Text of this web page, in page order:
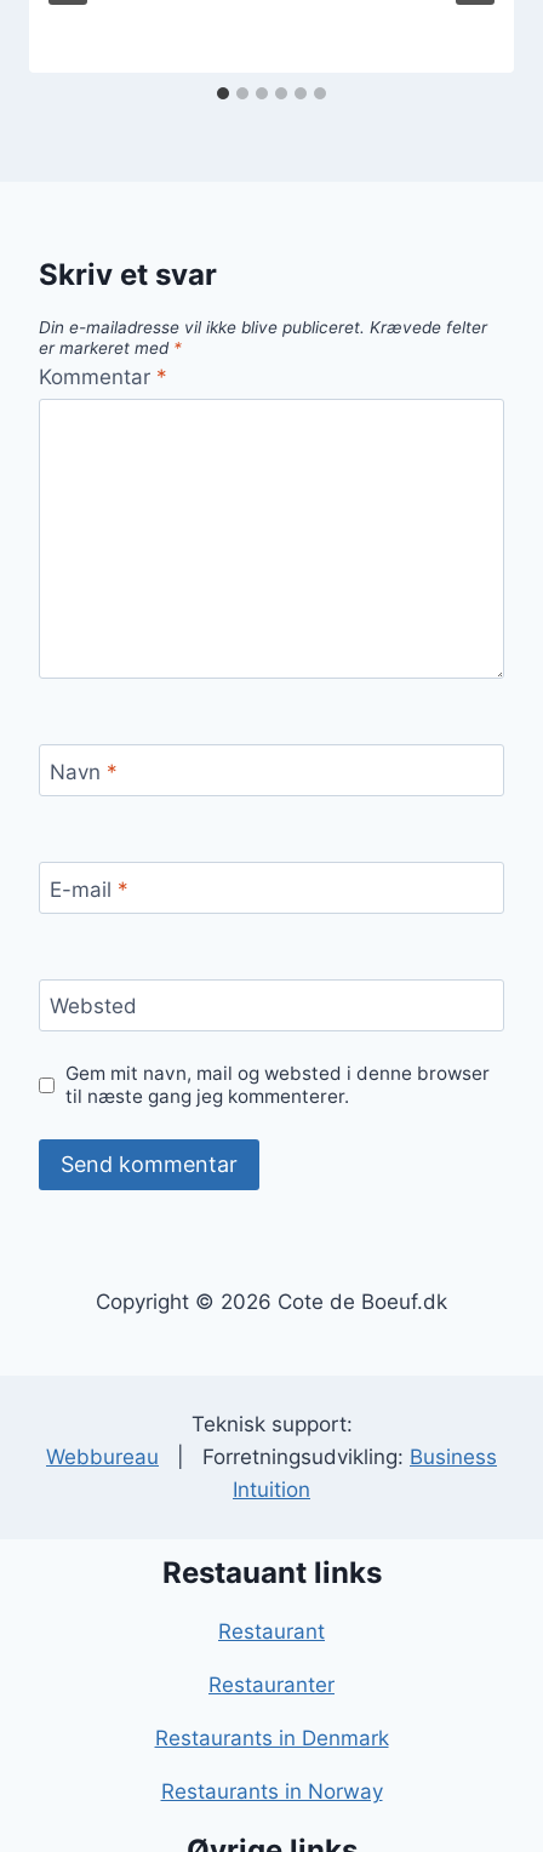
Skriv et svar
Din e-mailadresse vil ikke blive publiceret. Krævede felter
er markeret med *
Kommentar *
Navn *
E-mail *
Websted
Gem mit navn, mail og websted i denne browser
til næste gang jeg kommenterer.
Copyright © 2026 Cote de Boeuf.dk
Teknisk support:
Webbureau | Forretningsudvikling: Business
Intuition
Restauant links
Restaurant
Restauranter
Restaurants in Denmark
Restaurants in Norway